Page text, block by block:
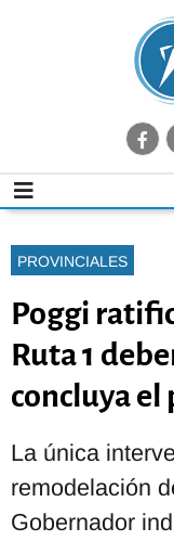
PROVINCIALES
Poggi
Ruta 1
concluya el
La única
remodelación
Gobernador